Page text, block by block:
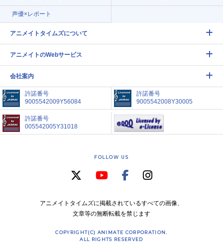
声優×レポート
アニメイトタイムズについて
アニメイトのWebサービス
会社案内
許諾番号
9005542009Y56084
許諾番号
9005542008Y30005
許諾番号
005542005Y31018
FOLLOW US
アニメイトタイムズに掲載されているすべての画像、
文章等の無断転載を禁じます
COPYRIGHT(C) ANIMATE CORPORATION.
ALL RIGHTS RESERVED